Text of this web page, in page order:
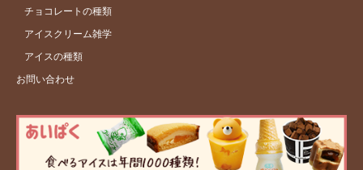
チョコレートの種類
アイスクリーム雑学
アイスの種類
お問い合わせ